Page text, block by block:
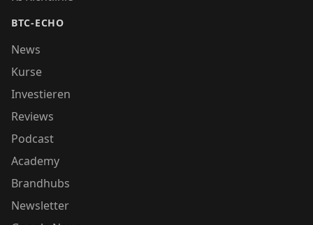
BTC-ECHO
News
Kurse
Investieren
Reviews
Podcast
Academy
Brandhubs
Newsletter